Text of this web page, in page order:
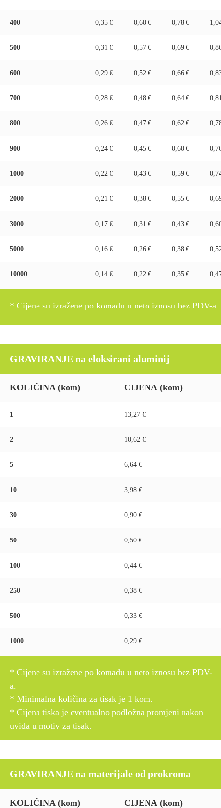
400 0,35 € 0,60 € 0,78 €
500 0,31 € 0,57 € 0,69 €
600 0,29 € 0,52 € 0,66 €
700 0,28 € 0,48 € 0,64 €
800 0,26 € 0,47 € 0,62 €
900 0,24 € 0,45 € 0,60 €
1000 0,22 € 0,43 € 0,59 €
2000 0,21 € 0,38 € 0,55 €
3000 0,17 € 0,31 € 0,43 €
5000 0,16 € 0,26 € 0,38 €
10000 0,14 € 0,22 € 0,35 €
* Cijene su izražene po komadu u neto iznosu bez PDV-a.
GRAVIRANJE na eloksirani aluminij
KOLIČINA (kom) CIJENA (kom)
1 13,27 €
2 10,62 €
5 6,64 €
10 3,98 €
30 0,90 €
50 0,50 €
100 0,44 €
250 0,38 €
500 0,33 €
1000 0,29 €
* Cijene su izražene po komadu u neto iznosu bez PDV-
a.
* Minimalna količina za tisak je 1 kom.
* Cijena tiska je eventualno podložna promjeni nakon
uvida u motiv za tisak.
GRAVIRANJE na materijale od prokroma
KOLIČINA (kom) CIJENA (kom)